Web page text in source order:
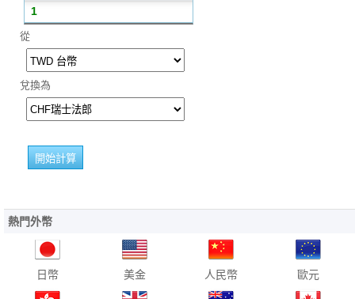
從
兌換為
熱門外幣
日幣 美金 人民幣 歐元